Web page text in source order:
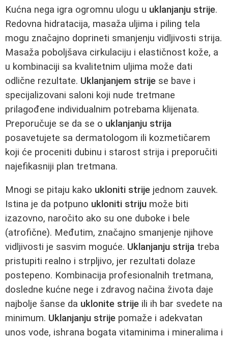
Kućna nega igra ogromnu ulogu u uklanjanju strije.
Redovna hidratacija, masaža uljima i piling tela
mogu značajno doprineti smanjenju vidljivosti strija.
Masaža poboljšava cirkulaciju i elastičnost kože, a
u kombinaciji sa kvalitetnim uljima može dati
odlične rezultate. Uklanjanjem strije se bave i
specijalizovani saloni koji nude tretmane
prilagođene individualnim potrebama klijenata.
Preporučuje se da se o uklanjanju strija
posavetujete sa dermatologom ili kozmetičarem
koji će proceniti dubinu i starost strija i preporučiti
najefikasniji plan tretmana.
Mnogi se pitaju kako ukloniti strije jednom zauvek.
Istina je da potpuno ukloniti striju može biti
izazovno, naročito ako su one duboke i bele
(atrofične). Međutim, značajno smanjenje njihove
vidljivosti je sasvim moguće. Uklanjanju strija treba
pristupiti realno i strpljivo, jer rezultati dolaze
postepeno. Kombinacija profesionalnih tretmana,
dosledne kućne nege i zdravog načina života daje
najbolje šanse da uklonite strije ili ih bar svedete na
minimum. Uklanjanju strije pomaže i adekvatan
unos vode, ishrana bogata vitaminima i mineralima i